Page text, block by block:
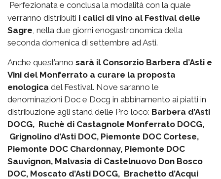
Perfezionata e conclusa la modalità con la quale
verranno distribuiti i calici di vino al Festival delle
Sagre , nella due giorni enogastronomica della
seconda domenica di settembre ad Asti.
Anche quest’anno sarà il Consorzio Barbera d’Asti e
Vini del Monferrato a curare la proposta
enologica del Festival. Nove saranno le
denominazioni Doc e Docg in abbinamento ai piatti in
distribuzione agli stand delle Pro loco: Barbera d’Asti
DOCG, Ruchè di Castagnole Monferrato DOCG,
Grignolino d’Asti DOC, Piemonte DOC Cortese,
Piemonte DOC Chardonnay, Piemonte DOC
Sauvignon, Malvasia di Castelnuovo Don Bosco
DOC, Moscato d’Asti DOCG, Brachetto d’Acqui